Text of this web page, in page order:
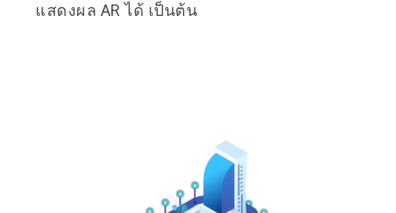
แสดงผล AR ได้ เป็นต้น